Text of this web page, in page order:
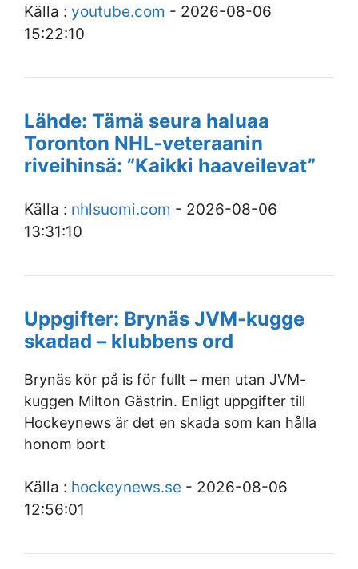
Källa : youtube.com - 2026-08-06
15:22:10
Lähde: Tämä seura haluaa
Toronton NHL-veteraanin
riveihinsä: ”Kaikki haaveilevat”
Källa : nhlsuomi.com - 2026-08-06
13:31:10
Uppgifter: Brynäs JVM-kugge
skadad – klubbens ord
Brynäs kör på is för fullt – men utan JVM-
kuggen Milton Gästrin. Enligt uppgifter till
Hockeynews är det en skada som kan hålla
honom bort
Källa : hockeynews.se - 2026-08-06
12:56:01